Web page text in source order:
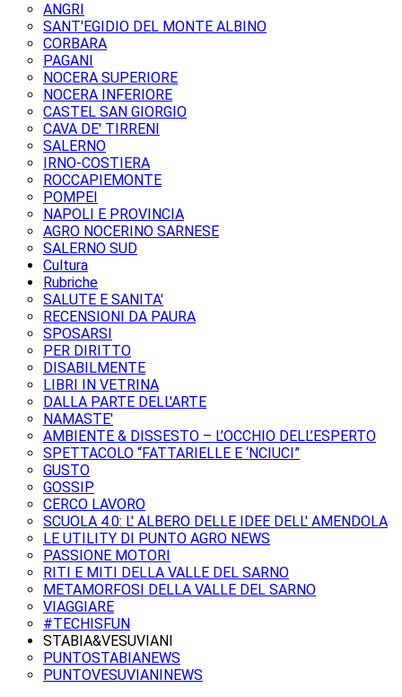
ANGRI
SANT'EGIDIO DEL MONTE ALBINO
CORBARA
PAGANI
NOCERA SUPERIORE
NOCERA INFERIORE
CASTEL SAN GIORGIO
CAVA DE' TIRRENI
SALERNO
IRNO-COSTIERA
ROCCAPIEMONTE
POMPEI
NAPOLI E PROVINCIA
AGRO NOCERINO SARNESE
SALERNO SUD
Cultura
Rubriche
SALUTE E SANITA'
RECENSIONI DA PAURA
SPOSARSI
PER DIRITTO
DISABILMENTE
LIBRI IN VETRINA
DALLA PARTE DELL'ARTE
NAMASTE'
AMBIENTE & DISSESTO – L’OCCHIO DELL’ESPERTO
SPETTACOLO “FATTARIELLE E ‘NCIUCI”
GUSTO
GOSSIP
CERCO LAVORO
SCUOLA 4.0: L' ALBERO DELLE IDEE DELL' AMENDOLA
LE UTILITY DI PUNTO AGRO NEWS
PASSIONE MOTORI
RITI E MITI DELLA VALLE DEL SARNO
METAMORFOSI DELLA VALLE DEL SARNO
VIAGGIARE
#TECHISFUN
STABIA&VESUVIANI
PUNTOSTABIANEWS
PUNTOVESUVIANINEWS